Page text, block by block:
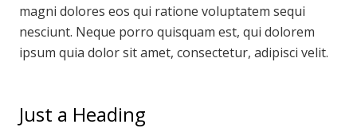
magni dolores eos qui ratione voluptatem sequi
nesciunt. Neque porro quisquam est, qui dolorem
ipsum quia dolor sit amet, consectetur, adipisci velit.
Just a Heading